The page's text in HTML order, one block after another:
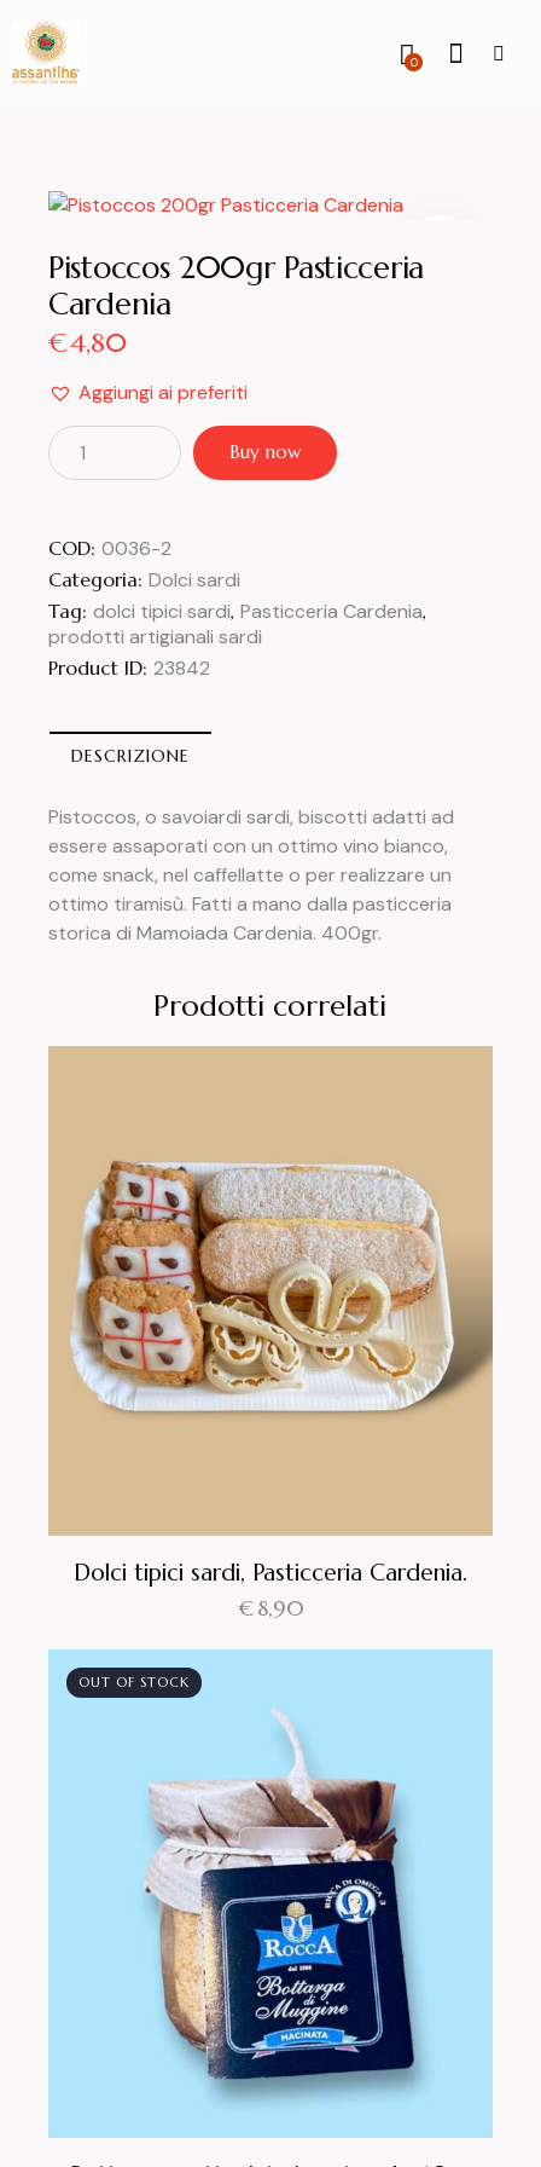
0
Pistoccos 200gr Pasticceria
Cardenia
€4,80
Aggiungi ai preferiti
Buy now
COD: 0036-2
Categoria: Dolci sardi
Tag: dolci tipici sardi, Pasticceria Cardenia,
prodotti artigianali sardi
Product ID: 23842
DESCRIZIONE
Pistoccos, o savoiardi sardi, biscotti adatti ad
essere assaporati con un ottimo vino bianco,
come snack, nel caffellatte o per realizzare un
ottimo tiramisù. Fatti a mano dalla pasticceria
storica di Mamoiada Cardenia. 400gr.
Prodotti correlati
Dolci tipici sardi, Pasticceria Cardenia.
€8,90
OUT OF STOCK